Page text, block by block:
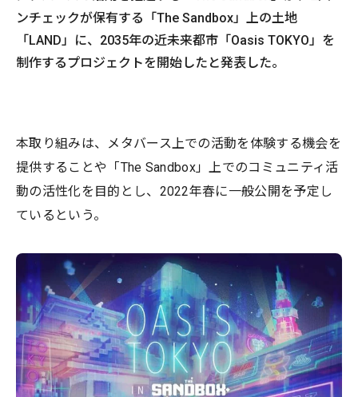
ンチェックが保有する「The Sandbox」上の土地
「LAND」に、2035年の近未来都市「Oasis TOKYO」を
制作するプロジェクトを開始したと発表した。
本取り組みは、メタバース上での活動を体験する機会を
提供することや「The Sandbox」上でのコミュニティ活
動の活性化を目的とし、2022年春に一般公開を予定し
ているという。